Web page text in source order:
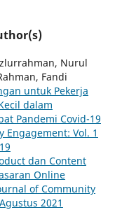
Nurul
Fandi
untuk Pekerja
dalam
Pandemi Covid-19
Engagement: Vol. 1
dan Content
Online
of Community
2021